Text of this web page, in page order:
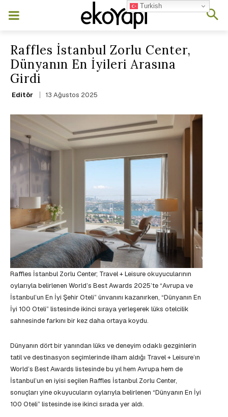
Raffles İstanbul Zorlu Center,
Dünyanın En İyileri Arasına
Girdi
Editör 13 Ağustos 2025
Raffles İstanbul Zorlu Center; Travel + Leisure okuyucularının
oylarıyla belirlenen World’s Best Awards 2025’te “Avrupa ve
İstanbul’un En İyi Şehir Oteli” ünvanını kazanırken, “Dünyanın En
İyi 100 Oteli” listesinde ikinci sıraya yerleşerek lüks otelcilik
sahnesinde farkını bir kez daha ortaya koydu.
Dünyanın dört bir yanından lüks ve deneyim odaklı gezginlerin
tatil ve destinasyon seçimlerinde ilham aldığı Travel + Leisure’ın
World’s Best Awards listesinde bu yıl hem Avrupa hem de
İstanbul’un en iyisi seçilen Raffles İstanbul Zorlu Center,
sonuçları yine okuyucuların oylarıyla belirlenen “Dünyanın En İyi
100 Oteli” listesinde ise ikinci sırada yer aldı.
Turkish